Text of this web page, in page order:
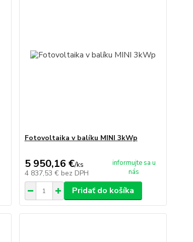
Fotovoltaika v balíku MINI 3kWp
5 950,16 €/ks
4 837,53 € bez DPH
informujte sa u
nás
Pridať do košíka